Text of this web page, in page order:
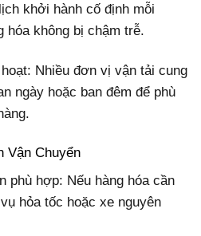
khởi hành cố định mỗi
hóa không bị chậm trễ.
Nhiều đơn vị vận tải cung
ngày hoặc ban đêm để phù
Vận Chuyển
phù hợp: Nếu hàng hóa cần
hỏa tốc hoặc xe nguyên